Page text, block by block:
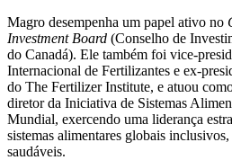
Magro desempenha um papel ativo no
Investment Board (Conselho de
do Canadá). Ele também foi vice-
Internacional de Fertilizantes e ex-
do The Fertilizer Institute, e atuou
diretor da Iniciativa de Sistemas
Mundial, exercendo uma liderança
sistemas alimentares globais
saudáveis.